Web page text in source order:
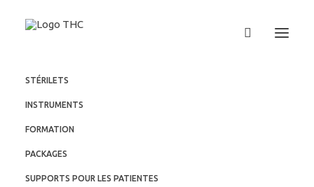
STÉRILETS
INSTRUMENTS
FORMATION
PACKAGES
SUPPORTS POUR LES PATIENTES